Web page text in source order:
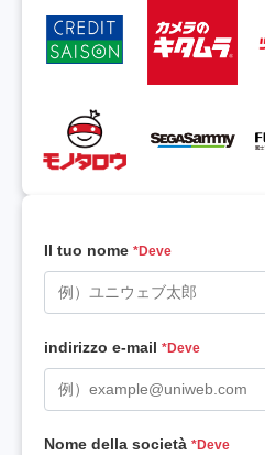
Il tuo nome *Deve
indirizzo e-mail *Deve
Nome della società *Deve